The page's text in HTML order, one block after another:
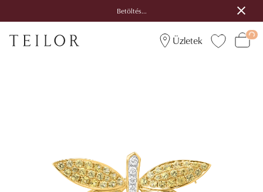
Betöltés...
Üzletek